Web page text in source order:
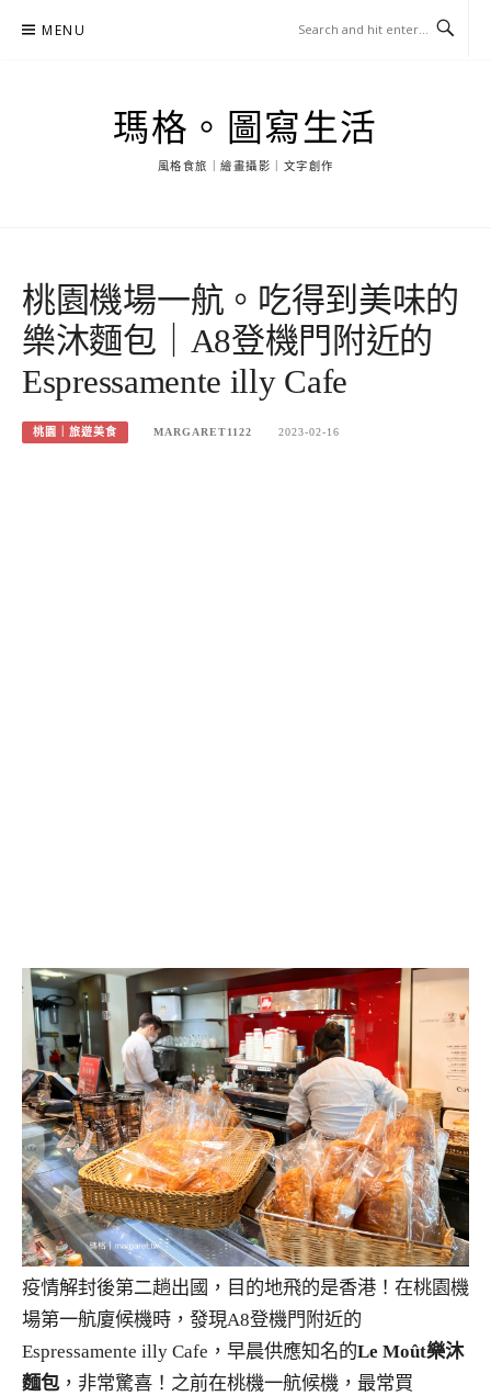
MENU
瑪格。圖寫生活
風格食旅｜繪畫攝影｜文字創作
桃園機場一航。吃得到美味的
樂沐麵包｜A8登機門附近的
Espressamente illy Cafe
桃園｜旅遊美食 MARGARET1122 2023-02-16
疫情解封後第二趟出國，目的地飛的是香港！在桃園機
場第一航廈候機時，發現A8登機門附近的
Espressamente illy Cafe，早晨供應知名的Le Moût樂沐
麵包，非常驚喜！之前在桃機一航候機，最常買